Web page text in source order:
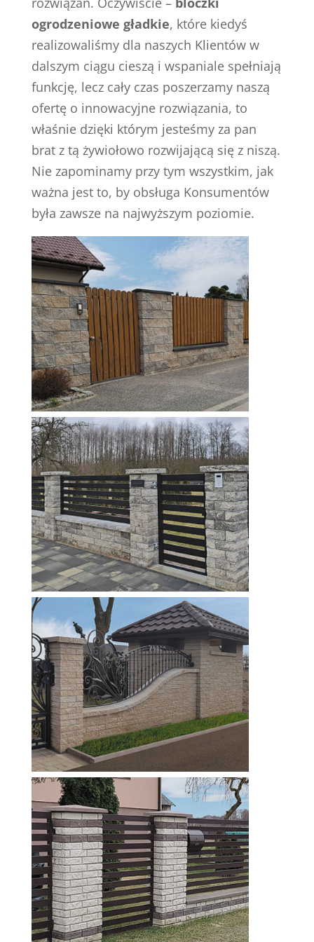
ogrodzeniowe gładkie, które kiedyś
realizowaliśmy dla naszych Klientów w
dalszym ciągu cieszą i wspaniale spełniają
funkcję, lecz cały czas poszerzamy naszą
ofertę o innowacyjne rozwiązania, to
właśnie dzięki którym jesteśmy za pan
brat z tą żywiołowo rozwijającą się z niszą.
Nie zapominamy przy tym wszystkim, jak
ważna jest to, by obsługa Konsumentów
była zawsze na najwyższym poziomie.